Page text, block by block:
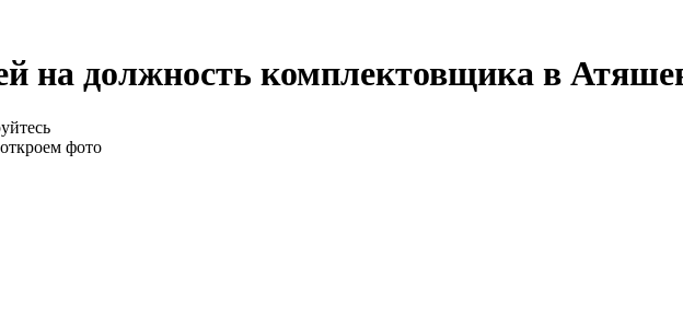
на должность комплектовщика в
фото